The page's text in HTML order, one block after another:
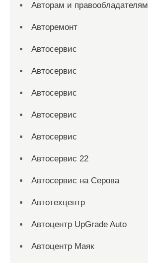
Авторам и правообладателям
Авторемонт
Автосервис
Автосервис
Автосервис
Автосервис
Автосервис
Автосервис 22
Автосервис на Серова
Автотехцентр
Автоцентр UpGrade Auto
Автоцентр Маяк